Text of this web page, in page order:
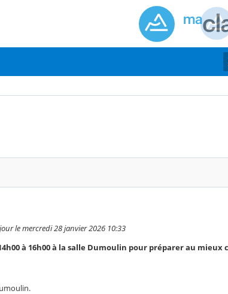
le mercredi 28 janvier 2026 10:33
à 16h00 à la salle Dumoulin pour préparer au mieux